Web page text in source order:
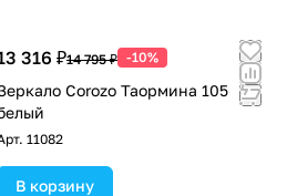
316 ₽14 795 ₽ -10%
Corozo Таормина 105
11082
В корзину